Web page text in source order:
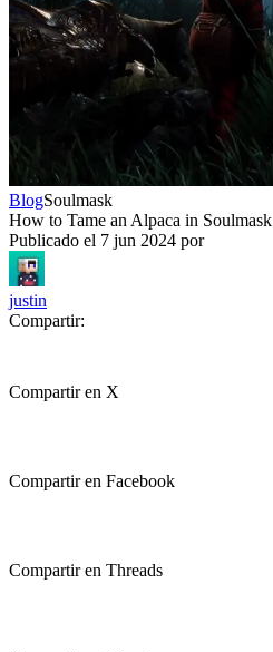
BlogSoulmask
How to Tame an Alpaca in Soulmask
Publicado el 7 jun 2024 por
justin
Compartir:
Compartir en X
Compartir en Facebook
Compartir en Threads